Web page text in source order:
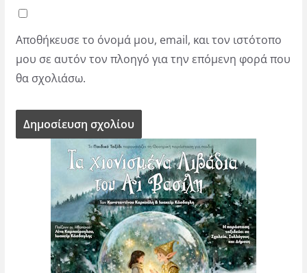
Αποθήκευσε το όνομά μου, email, και τον ιστότοπο
μου σε αυτόν τον πλοηγό για την επόμενη φορά που
θα σχολιάσω.